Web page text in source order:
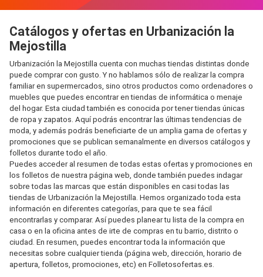
Catálogos y ofertas en Urbanización la
Mejostilla
Urbanización la Mejostilla cuenta con muchas tiendas distintas donde
puede comprar con gusto. Y no hablamos sólo de realizar la compra
familiar en supermercados, sino otros productos como ordenadores o
muebles que puedes encontrar en tiendas de informática o menaje
del hogar. Esta ciudad también es conocida por tener tiendas únicas
de ropa y zapatos. Aquí podrás encontrar las últimas tendencias de
moda, y además podrás beneficiarte de un amplia gama de ofertas y
promociones que se publican semanalmente en diversos catálogos y
folletos durante todo el año.
Puedes acceder al resumen de todas estas ofertas y promociones en
los folletos de nuestra página web, donde también puedes indagar
sobre todas las marcas que están disponibles en casi todas las
tiendas de Urbanización la Mejostilla. Hemos organizado toda esta
información en diferentes categorías, para que te sea fácil
encontrarlas y comparar. Así puedes planear tu lista de la compra en
casa o en la oficina antes de irte de compras en tu barrio, distrito o
ciudad. En resumen, puedes encontrar toda la información que
necesitas sobre cualquier tienda (página web, dirección, horario de
apertura, folletos, promociones, etc) en Folletosofertas.es.